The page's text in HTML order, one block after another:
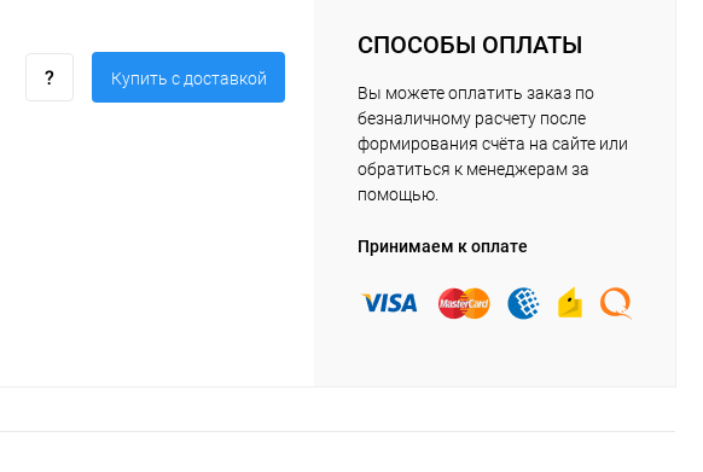
Купить c доставкой
СПОСОБЫ ОПЛАТЫ
Вы можете оплатить заказ по
безналичному расчету после
формирования счёта на сайте или
обратиться к менеджерам за
помощью.
Принимаем к оплате